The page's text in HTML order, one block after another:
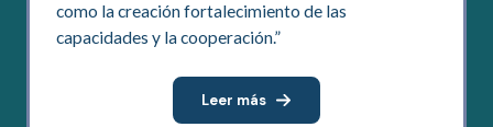
como la creación fortalecimiento de las
capacidades y la cooperación.”
Leer más